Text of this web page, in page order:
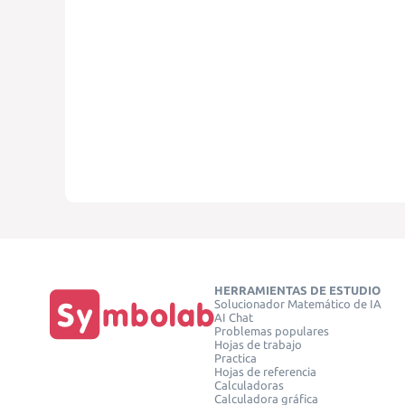
HERRAMIENTAS DE ESTUDIO
Solucionador Matemático de IA
AI Chat
Problemas populares
Hojas de trabajo
Practica
Hojas de referencia
Calculadoras
Calculadora gráfica